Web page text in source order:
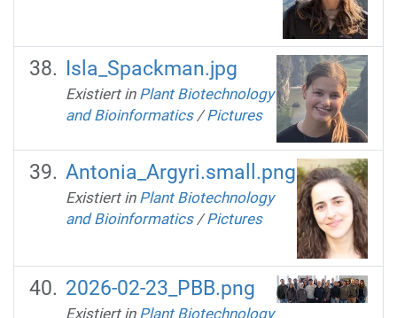
Isla_Spackman.jpg
Existiert in Plant Biotechnology
and Bioinformatics /Pictures
Antonia_Argyri.small.png
Existiert in Plant Biotechnology
and Bioinformatics /Pictures
2026-02-23_PBB.png
Existiert in Plant Biotechnology